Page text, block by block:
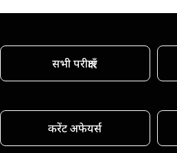
सभी परीक्षाएँ
करेंट अफेयर्स